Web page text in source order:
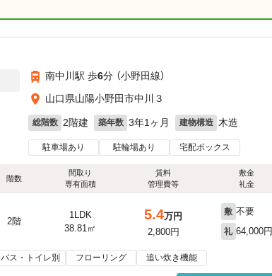
南中川駅 歩6分 （小野田線）
山口県山陽小野田市中川３
総階数 2階建 築年数 3年1ヶ月 建物構造 木造
駐車場あり 駐輪場あり 宅配ボックス
階数
間取り
専有面積
賃料
管理費等
敷金
礼金
2階
1LDK
38.81㎡
5.4万円
2,800円
敷 不要
礼 64,000円
バス・トイレ別 フローリング 追い炊き機能